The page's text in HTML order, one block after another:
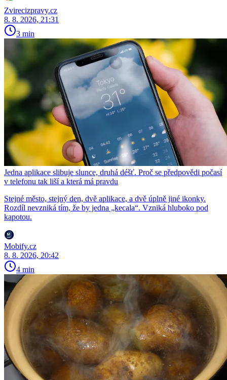
Zvirecizpravy.cz
8. 8. 2026, 21:31
3 min
Jedna aplikace slibuje slunce, druhá déšť. Proč se předpovědi počasí
v telefonu tak liší a která má pravdu
Stejné město, stejný den, dvě aplikace, a dvě úplně jiné ikonky.
Rozdíl nevzniká tím, že by jedna „kecala“. Vzniká hluboko pod
kapotou.
Mobify.cz
8. 8. 2026, 20:42
4 min